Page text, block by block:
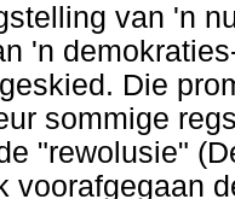
van 'n
'n
Die
sommige
"rewolusie"
voorafgegaan